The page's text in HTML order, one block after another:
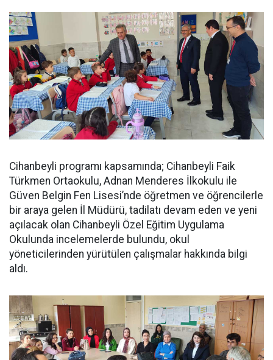
Cihanbeyli programı kapsamında; Cihanbeyli Faik
Türkmen Ortaokulu, Adnan Menderes İlkokulu ile
Güven Belgin Fen Lisesi’nde öğretmen ve öğrencilerle
bir araya gelen İl Müdürü, tadilatı devam eden ve yeni
açılacak olan Cihanbeyli Özel Eğitim Uygulama
Okulunda incelemelerde bulundu, okul
yöneticilerinden yürütülen çalışmalar hakkında bilgi
aldı.